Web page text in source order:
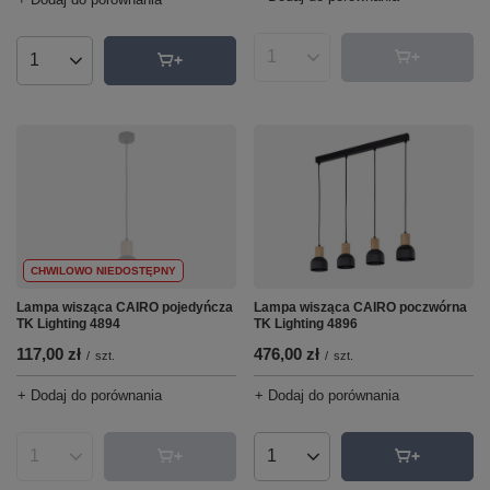
Ilość produktów Ilość produktów
CHWILOWO NIEDOSTĘPNY
Lampa wisząca CAIRO pojedyńcza
TK Lighting 4894
117,00 zł / szt.
+ Dodaj do porównania
Ilość produktów
Lampa wisząca CAIRO poczwórna
TK Lighting 4896
476,00 zł / szt.
+ Dodaj do porównania
Ilość produktów